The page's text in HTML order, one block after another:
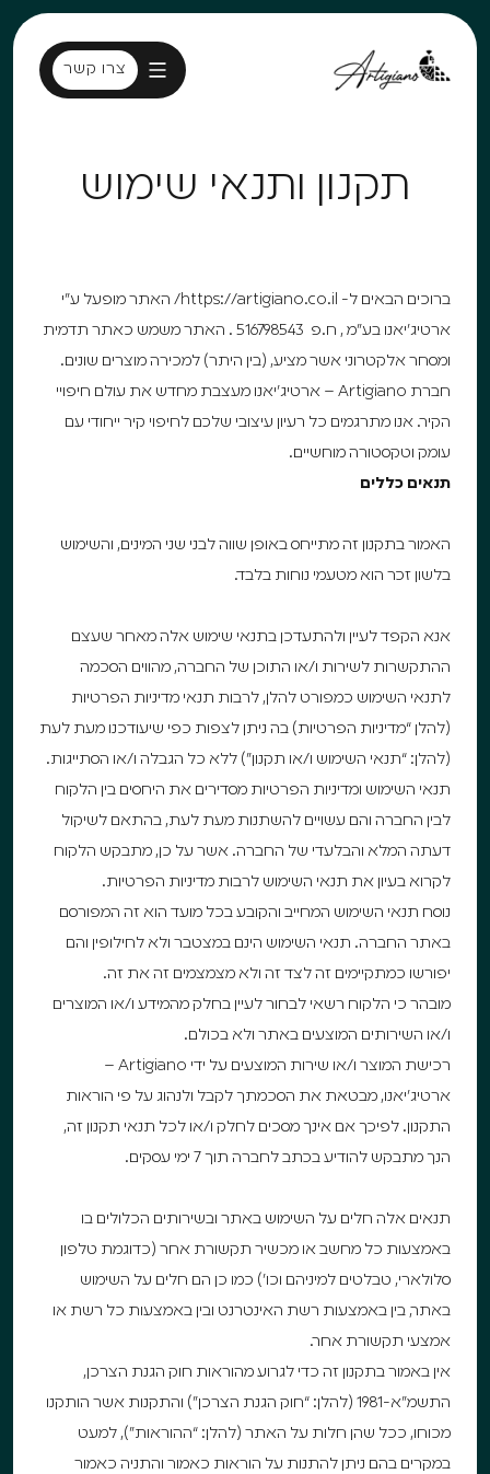
צרו קשר
צרו קשר
תקנון ותנאי שימוש
ברוכים הבאים ל- https://artigiano.co.il/ האתר מופעל ע”י
ארטיג’יאנו בע”מ , ח.פ 516798543 . האתר משמש כאתר תדמית
ומסחר אלקטרוני אשר מציע, (בין היתר) למכירה מוצרים שונים.
חברת Artigiano – ארטיג’יאנו מעצבת מחדש את עולם חיפויי
הקיר. אנו מתרגמים כל רעיון עיצובי שלכם לחיפוי קיר ייחודי עם
עומק וטקסטורה מוחשיים.
תנאים כללים
האמור בתקנון זה מתייחס באופן שווה לבני שני המינים, והשימוש
בלשון זכר הוא מטעמי נוחות בלבד.
אנא הקפד לעיין ולהתעדכן בתנאי שימוש אלה מאחר שעצם
ההתקשרות לשירות ו/או התוכן של החברה, מהווים הסכמה
לתנאי השימוש כמפורט להלן, לרבות תנאי מדיניות הפרטיות
(להלן “מדיניות הפרטיות) בה ניתן לצפות כפי שיעודכנו מעת לעת
(להלן: “תנאי השימוש ו/או תקנון”) ללא כל הגבלה ו/או הסתייגות.
תנאי השימוש ומדיניות הפרטיות מסדירים את היחסים בין הלקוח
לבין החברה והם עשויים להשתנות מעת לעת, בהתאם לשיקול
דעתה המלא והבלעדי של החברה. אשר על כן, מתבקש הלקוח
לקרוא בעיון את תנאי השימוש לרבות מדיניות הפרטיות.
נוסח תנאי השימוש המחייב והקובע בכל מועד הוא זה המפורסם
באתר החברה. תנאי השימוש הינם במצטבר ולא לחילופין והם
יפורשו כמתקיימים זה לצד זה ולא מצמצמים זה את זה.
מובהר כי הלקוח רשאי לבחור לעיין בחלק מהמידע ו/או המוצרים
ו/או השירותים המוצעים באתר ולא בכולם.
רכישת המוצר ו/או שירות המוצעים על ידי Artigiano –
ארטיג’יאנו, מבטאת את הסכמתך לקבל ולנהוג על פי הוראות
התקנון. לפיכך אם אינך מסכים לחלק ו/או לכל תנאי תקנון זה,
הנך מתבקש להודיע בכתב לחברה תוך 7 ימי עסקים.
תנאים אלה חלים על השימוש באתר ובשירותים הכלולים בו
באמצעות כל מחשב או מכשיר תקשורת אחר (כדוגמת טלפון
סלולארי, טבלטים למיניהם וכו’) כמו כן הם חלים על השימוש
באתר, בין באמצעות רשת האינטרנט ובין באמצעות כל רשת או
אמצעי תקשורת אחר.
אין באמור בתקנון זה כדי לגרוע מהוראות חוק הגנת הצרכן,
התשמ”א-1981 (להלן: “חוק הגנת הצרכן”) והתקנות אשר הותקנו
מכוחו, ככל שהן חלות על האתר (להלן: “ההוראות”), למעט
במקרים בהם ניתן להתנות על הוראות כאמור והתניה כאמור